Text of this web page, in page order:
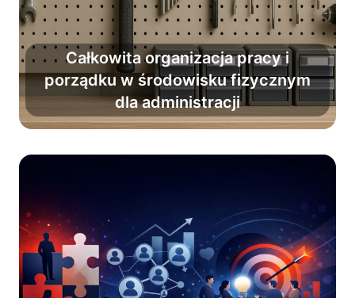
Całkowita organizacja pracy i
porządku w środowisku fizycznym
dla administracji
Wprowadź nawyk porządku i
organizacji pracy jako stały element
codzienności.